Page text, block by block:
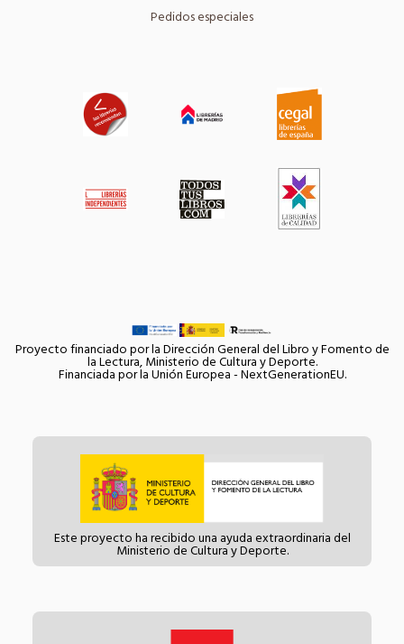
Pedidos especiales
Proyecto financiado por la Dirección General del Libro y Fomento de
la Lectura, Ministerio de Cultura y Deporte.
Financiada por la Unión Europea - NextGenerationEU.
Este proyecto ha recibido una ayuda extraordinaria del
Ministerio de Cultura y Deporte.